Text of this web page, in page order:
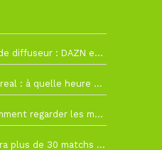
La Liga change de diffuseur : DAZN et Disney+ remplacent beIN Sports !
RC Lens – Villarreal : à quelle heure et sur quelle chaîne voir la finale de la Como Cup ?
Como Cup : comment regarder les matchs du RC Lens en direct ?
Ligue 1+ diffusera plus de 30 matchs amicaux avant la reprise de la Ligue 1